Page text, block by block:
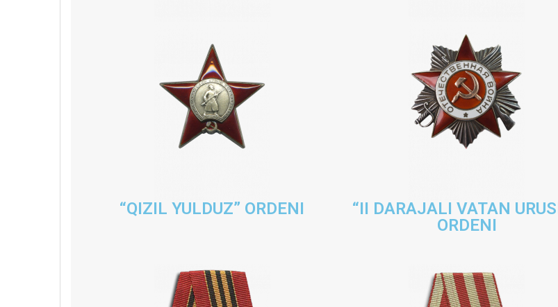
“QIZIL YULDUZ” ORDENI
“II DARAJALI VATAN
ORDENI